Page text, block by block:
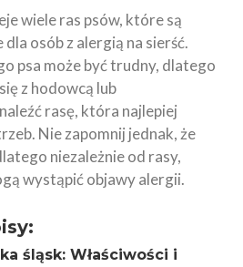
wiele ras psów, które są
osób z alergią na sierść.
psa może być trudny, dlatego
z hodowcą lub
rasę, która najlepiej
Nie zapomnij jednak, że
niezależnie od rasy,
wystąpić objawy alergii.
śląsk: Właściwości i